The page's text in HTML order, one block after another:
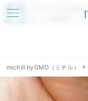
アプリでmichillが
michill byGMO（ミチル）